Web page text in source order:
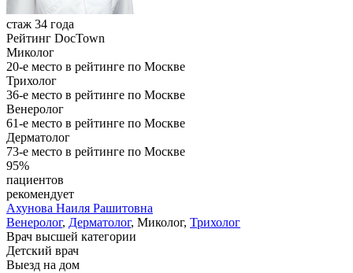
стаж 34 года
Рейтинг DocTown
Миколог
20-е место в рейтинге по Москве
Трихолог
36-е место в рейтинге по Москве
Венеролог
61-е место в рейтинге по Москве
Дерматолог
73-е место в рейтинге по Москве
95%
пациентов
рекомендует
Ахунова Наиля Рашитовна
Венеролог, Дерматолог, Миколог, Трихолог
Врач высшей категории
Детский врач
Выезд на дом